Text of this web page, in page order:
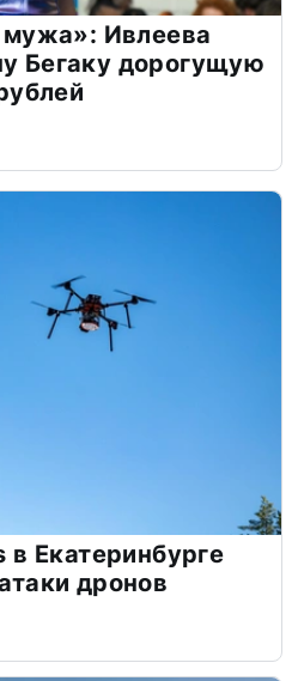
мужа»: Ивлеева
Бегаку дорогущую
Екатеринбурге
дронов